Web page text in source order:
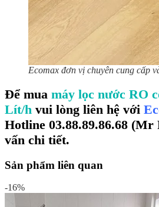
Ecomax đơn vị chuyên cung cấp
Để mua máy lọc nước RO
Lít/h vui lòng liên hệ với
Hotline 03.88.89.86.68 (Mr
vấn chi tiết.
Sản phẩm liên quan
-16%